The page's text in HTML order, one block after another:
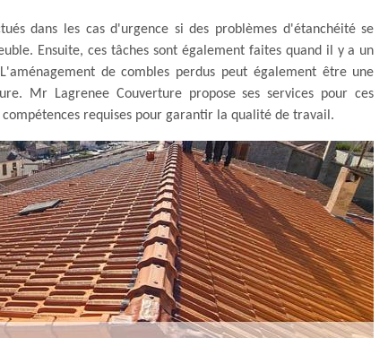
dans les cas d'urgence si des problèmes d'étanchéité se
Ensuite, ces tâches sont également faites quand il y a un
de combles perdus peut également être une
Mr Lagrenee Couverture propose ses services pour ces
requises pour garantir la qualité de travail.